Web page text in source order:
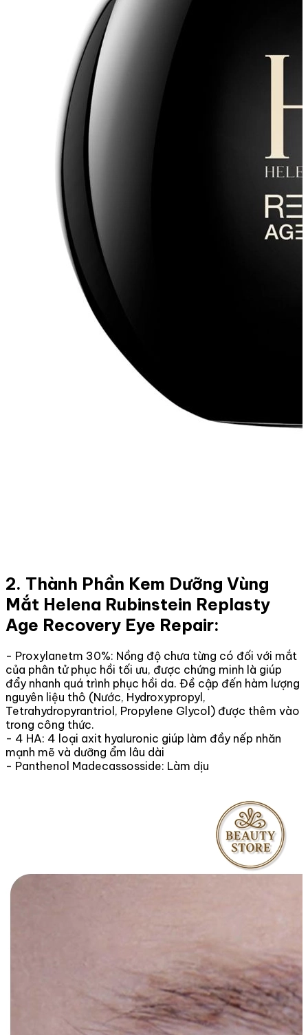
2. Thành Phần Kem Dưỡng Vùng
Mắt Helena Rubinstein Replasty
Age Recovery Eye Repair:
- Proxylanetm 30%: Nồng độ chưa từng có đối với mắt
của phân tử phục hồi tối ưu, được chứng minh là giúp
đẩy nhanh quá trình phục hồi da. Đề cập đến hàm lượng
nguyên liệu thô (Nước, Hydroxypropyl,
Tetrahydropyrantriol, Propylene Glycol) được thêm vào
trong công thức.
- 4 HA: 4 loại axit hyaluronic giúp làm đầy nếp nhăn
mạnh mẽ và dưỡng ẩm lâu dài
- Panthenol Madecassosside: Làm dịu